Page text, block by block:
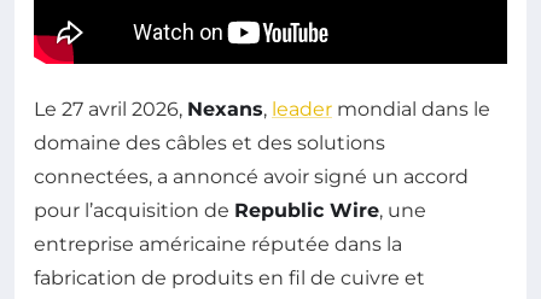
Le 27 avril 2026, Nexans, leader mondial dans le
domaine des câbles et des solutions
connectées, a annoncé avoir signé un accord
pour l’acquisition de Republic Wire, une
entreprise américaine réputée dans la
fabrication de produits en fil de cuivre et